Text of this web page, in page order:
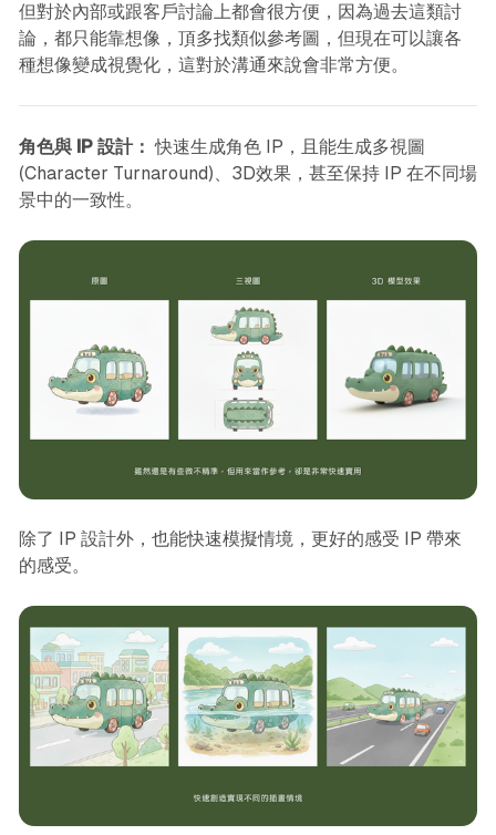
但對於內部或跟客戶討論上都會很方便，因為過去這類討
論，都只能靠想像，頂多找類似參考圖，但現在可以讓各
種想像變成視覺化，這對於溝通來說會非常方便。
角色與 IP 設計： 快速生成角色 IP，且能生成多視圖
(Character Turnaround)、3D效果，甚至保持 IP 在不同場
景中的一致性。
除了 IP 設計外，也能快速模擬情境，更好的感受 IP 帶來
的感受。